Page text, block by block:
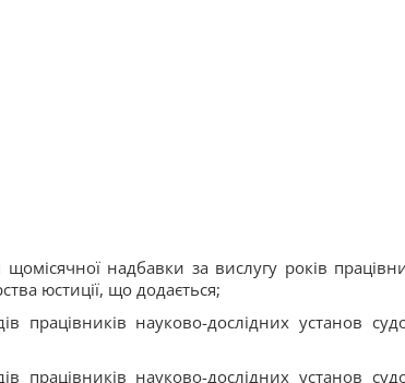
надбавки за вислугу років
юстиції, що додається;
працівників науково-дослідних установ
працівників науково-дослідних установ